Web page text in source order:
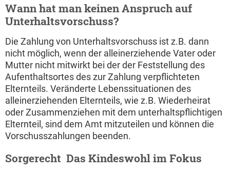
Wann hat man keinen Anspruch auf
Unterhaltsvorschuss?
Die Zahlung von Unterhaltsvorschuss ist z.B. dann
nicht möglich, wenn der alleinerziehende Vater oder
Mutter nicht mitwirkt bei der der Feststellung des
Aufenthaltsortes des zur Zahlung verpflichteten
Elternteils. Veränderte Lebenssituationen des
alleinerziehenden Elternteils, wie z.B. Wiederheirat
oder Zusammenziehen mit dem unterhaltspflichtigen
Elternteil, sind dem Amt mitzuteilen und können die
Vorschusszahlungen beenden.
Sorgerecht  Das Kindeswohl im Fokus